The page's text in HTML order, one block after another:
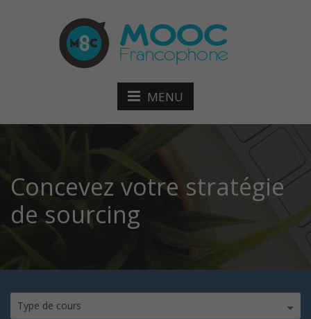
MENU
Concevez votre stratégie
de sourcing
Type de cours